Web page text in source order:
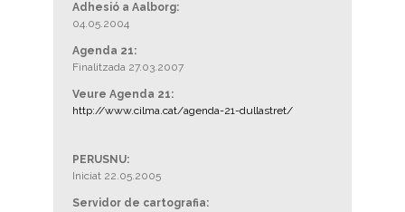
Adhesió a Aalborg:
04.05.2004
Agenda 21:
Finalitzada 27.03.2007
Veure Agenda 21:
http://www.cilma.cat/agenda-21-dullastret/
PERUSNU:
Iniciat 22.05.2005
Servidor de cartografia: